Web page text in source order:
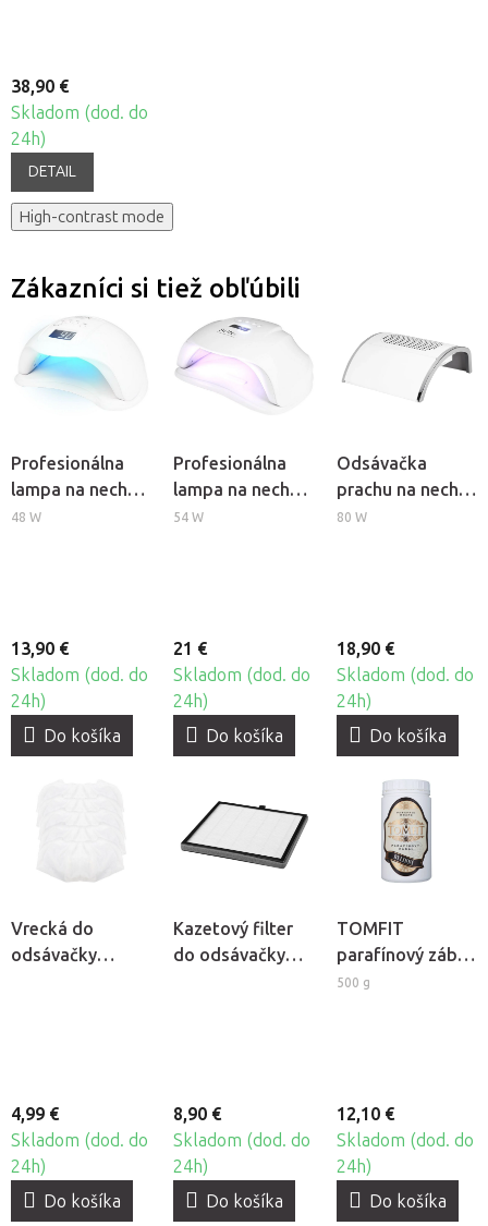
38,90 €
Skladom (dod. do
24h)
DETAIL
High-contrast mode
Zákazníci si tiež obľúbili
Profesionálna
lampa na nechty
BeautyOne UV
48 W
13,90 €
Skladom (dod. do
24h)
Do košíka
Profesionálna
lampa na nechty
BeautyOne UV
54 W
21 €
Skladom (dod. do
24h)
Do košíka
Odsávačka
prachu na nechty
Momo Basic 383
80 W
18,90 €
Skladom (dod. do
24h)
Do košíka
Vrecká do
odsávačky
4,99 €
Skladom (dod. do
24h)
Do košíka
Kazetový filter
do odsávačky
8,90 €
Skladom (dod. do
24h)
Do košíka
TOMFIT
parafínový zábal
- bylinný
500 g
12,10 €
Skladom (dod. do
24h)
Do košíka